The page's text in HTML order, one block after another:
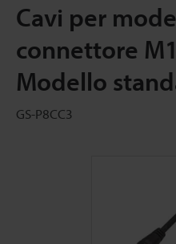
Cavi per
connettore
Modello
GS-P8CC3